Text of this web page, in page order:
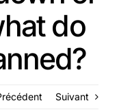
do
Suivant